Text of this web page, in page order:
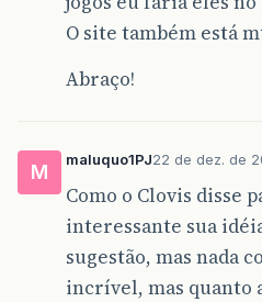
O site também está
Abraço!
M
maluquo1PJ22 de dez. de
Como o Clovis disse
interessante sua
sugestão, mas nada
incrível, mas quanto